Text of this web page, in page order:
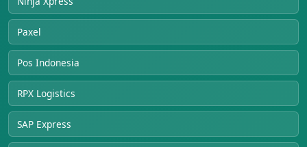
Paxel
Pos Indonesia
RPX Logistics
SAP Express